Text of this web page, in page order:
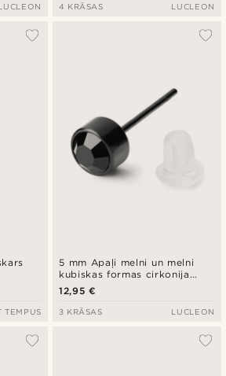
4 KRĀSAS LUCLEON
TEMPUS
5 mm Apaļi melni un melni
kubiskas formas cirkonija
auskari
12,95 €
3 KRĀSAS LUCLEON